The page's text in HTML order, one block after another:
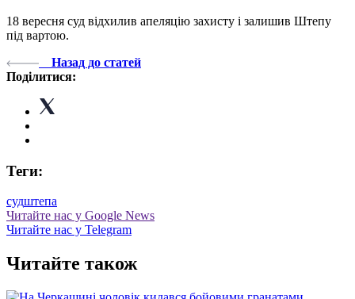
18 вересня суд відхилив апеляцію захисту і залишив Штепу
під вартою.
Назад до статей
Поділитися:
Теги:
судштепа
Читайте нас у Google News
Читайте нас у Telegram
Читайте також